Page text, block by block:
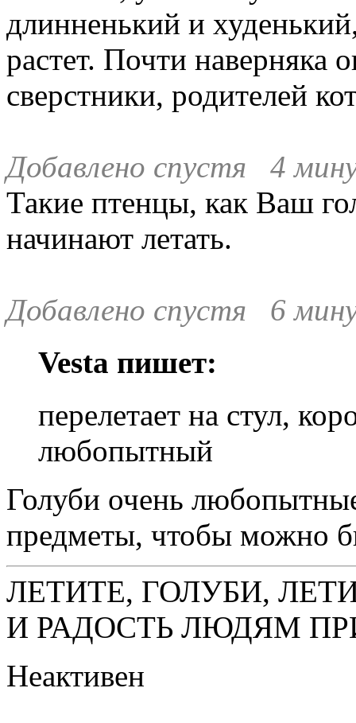
длинненький и
растет. Почти наверняка
сверстники, родителей
Добавлено спустя 4
Такие птенцы, как Ваш
начинают летать.
Добавлено спустя 6
Vesta пишет:
перелетает на стул,
любопытный
Голуби очень
предметы, чтобы можно
ЛЕТИТЕ, ГОЛУБИ,
И РАДОСТЬ ЛЮДЯМ
Неактивен